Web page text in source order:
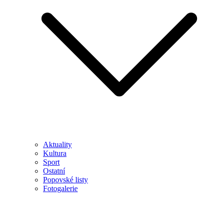
Aktuality
Kultura
Sport
Ostatní
Popovské listy
Fotogalerie